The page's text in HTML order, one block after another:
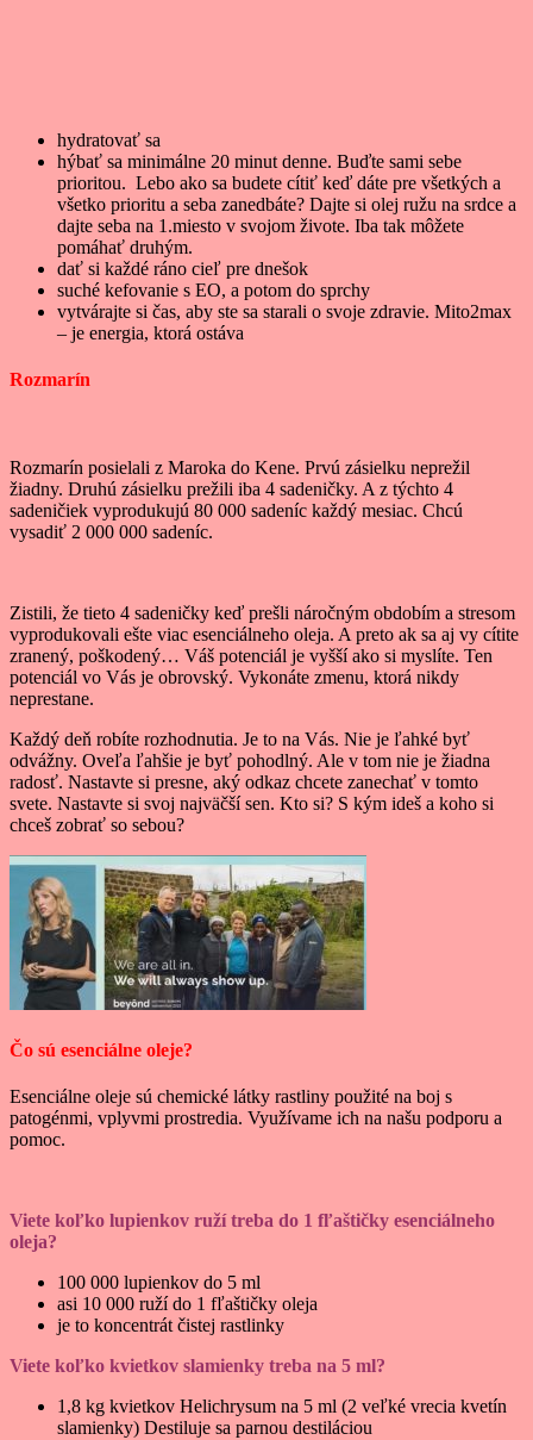
hydratovať sa
hýbať sa minimálne 20 minut denne. Buďte sami sebe
prioritou. Lebo ako sa budete cítiť keď dáte pre všetkých a
všetko prioritu a seba zanedbáte? Dajte si olej ružu na srdce a
dajte seba na 1.miesto v svojom živote. Iba tak môžete
pomáhať druhým.
dať si každé ráno cieľ pre dnešok
suché kefovanie s EO, a potom do sprchy
vytvárajte si čas, aby ste sa starali o svoje zdravie. Mito2max
– je energia, ktorá ostáva
Rozmarín
Rozmarín posielali z Maroka do Kene. Prvú zásielku neprežil
žiadny. Druhú zásielku prežili iba 4 sadeničky. A z týchto 4
sadeničiek vyprodukujú 80 000 sadeníc každý mesiac. Chcú
vysadiť 2 000 000 sadeníc.
Zistili, že tieto 4 sadeničky keď prešli náročným obdobím a stresom
vyprodukovali ešte viac esenciálneho oleja. A preto ak sa aj vy cítite
zranený, poškodený… Váš potenciál je vyšší ako si myslíte. Ten
potenciál vo Vás je obrovský. Vykonáte zmenu, ktorá nikdy
neprestane.
Každý deň robíte rozhodnutia. Je to na Vás. Nie je ľahké byť
odvážny. Oveľa ľahšie je byť pohodlný. Ale v tom nie je žiadna
radosť. Nastavte si presne, aký odkaz chcete zanechať v tomto
svete. Nastavte si svoj najväčší sen. Kto si? S kým ideš a koho si
chceš zobrať so sebou?
Čo sú esenciálne oleje?
Esenciálne oleje sú chemické látky rastliny použité na boj s
patogénmi, vplyvmi prostredia. Využívame ich na našu podporu a
pomoc.
Viete koľko lupienkov ruží treba do 1 fľaštičky esenciálneho
oleja?
100 000 lupienkov do 5 ml
asi 10 000 ruží do 1 fľaštičky oleja
je to koncentrát čistej rastlinky
Viete koľko kvietkov slamienky treba na 5 ml?
1,8 kg kvietkov Helichrysum na 5 ml (2 veľké vrecia kvetín
slamienky) Destiluje sa parnou destiláciou